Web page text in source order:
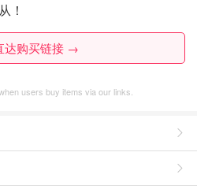
！
达购买链接 →
users buy items via our links.